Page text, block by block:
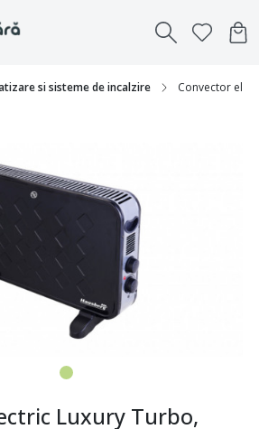
si sisteme de incalzire Convector
Luxury Turbo,